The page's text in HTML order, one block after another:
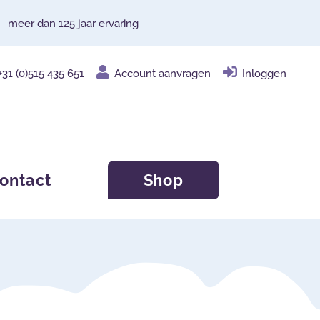
meer dan 125 jaar ervaring
(0)515 435 651 Account aanvragen Inloggen
Shop